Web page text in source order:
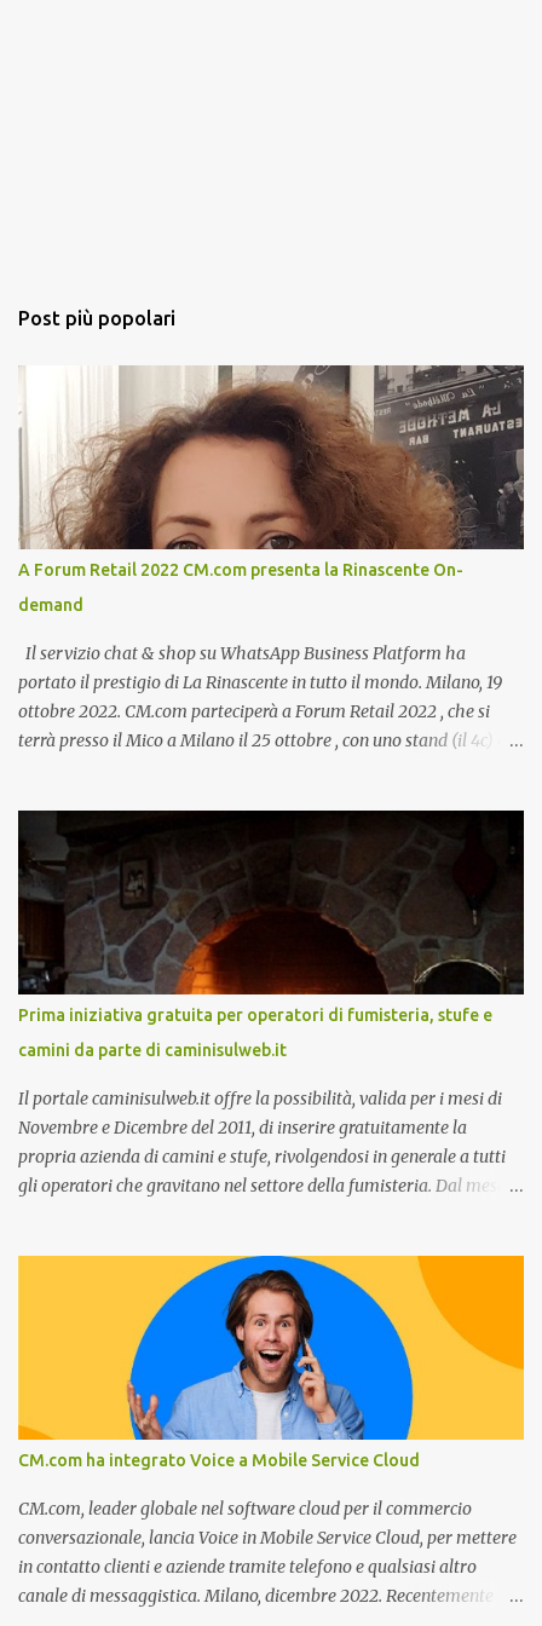
Post più popolari
A Forum Retail 2022 CM.com presenta la Rinascente On-
demand
Il servizio chat & shop su WhatsApp Business Platform ha
portato il prestigio di La Rinascente in tutto il mondo. Milano, 19
ottobre 2022. CM.com parteciperà a Forum Retail 2022 , che si
terrà presso il Mico a Milano il 25 ottobre , con uno stand (il 4c) e
tramite WhatsApp Business ”. Il primo appuntamento è per le ore
14:30 con Cristina Parigi, Country Manager di CM.com Italia, che
terrà una presentazione dal titolo:” Il presente e futuro del
Customer care omnicanale: come incontrare le aspettative dei
clienti ”. I punti che verranno affrontati sono il Customer care, lo
stato dell’arte e i punti di miglioramento, quali i molteplici canali di
comunicazione e quali utilizzare in ottica di miglioramento, le
previsioni da oggi al 2030 su come rispondere alle aspettative del
c...
Prima iniziativa gratuita per operatori di fumisteria, stufe e
camini da parte di caminisulweb.it
Il portale caminisulweb.it offre la possibilità, valida per i mesi di
Novembre e Dicembre del 2011, di inserire gratuitamente la
propria azienda di camini e stufe, rivolgendosi in generale a tutti
gli operatori che gravitano nel settore della fumisteria. Dal mese di
impianti di riscaldamento, stufe e camini, e fumisteria in generale
offre la registrazione gratuita a vantaggio di tutte le aziende
operanti nel settore. E’ possibile infatti all’interno del sito inserire
gratuitamente i propri dati aziendali, indirizzi, recapiti, recensione
(che verrà corretta, migliorata e modificata all’occorrenza da
redattori specializzati), immagini dei prodotti e fino a un massimo
di 5 servizi e prodotti specificandone uno o più principali. Le
aziende vengono ordinate all’interno delle varie categorie in base a
un algoritmo di ordina...
CM.com ha integrato Voice a Mobile Service Cloud
CM.com, leader globale nel software cloud per il commercio
conversazionale, lancia Voice in Mobile Service Cloud, per mettere
in contatto clienti e aziende tramite telefono e qualsiasi altro
canale di messaggistica. Milano, dicembre 2022. Recentemente